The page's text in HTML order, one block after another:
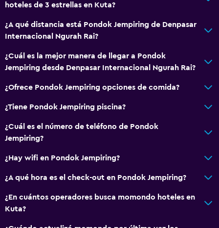
hoteles de 3 estrellas en Kuta?
¿A qué distancia está Pondok Jempiring de Denpasar
Internacional Ngurah Rai?
¿Cuál es la mejor manera de llegar a Pondok
Jempiring desde Denpasar Internacional Ngurah Rai?
¿Ofrece Pondok Jempiring opciones de comida?
¿Tiene Pondok Jempiring piscina?
¿Cuál es el número de teléfono de Pondok
Jempiring?
¿Hay wifi en Pondok Jempiring?
¿A qué hora es el check-out en Pondok Jempiring?
¿En cuántos operadores busca momondo hoteles en
Kuta?